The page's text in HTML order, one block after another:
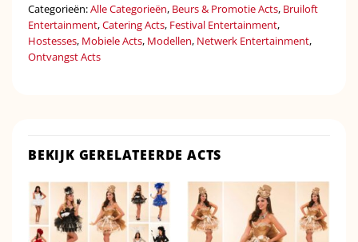
Categorieën:Alle Categorieën, Beurs & Promotie Acts, Bruiloft
Entertainment,Catering Acts, Festival Entertainment,
Hostesses, Mobiele Acts, Modellen, Netwerk Entertainment,
Ontvangst Acts
BEKIJK GERELATEERDE ACTS